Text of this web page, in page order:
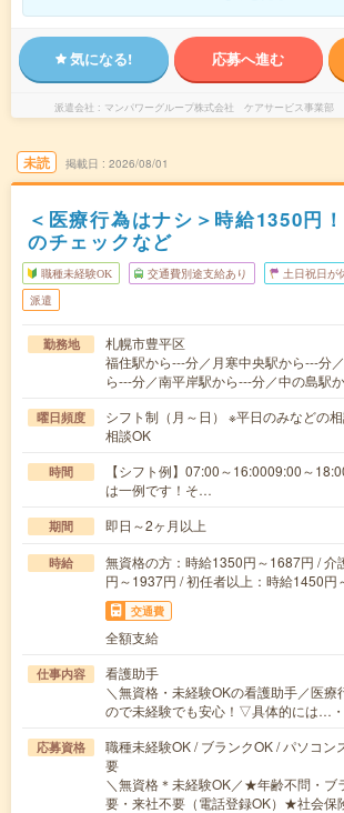
気になる! 応募へ進む
派遣会社 マンパワーグループ株式会社 ケアサービス事業部
未読 掲載日 2026/08/01
＜医療行為はナシ＞時給1350円
のチェックなど
職種未経験OK 交通費別途支給あり 土日祝日が
派遣
勤務地
札幌市豊平区
福住駅から---分／月寒中央駅から---分
ら---分／南平岸駅から---分／中の島駅
曜日頻度
シフト制（月～日） ※平日のみなどの
相談OK
時間
【シフト例】07:00～16:0009:00～
は一例です！そ…
期間 即日～2ヶ月以上
時給
無資格の方：時給1350円～1687円 / 介
円～1937円 / 初任者以上：時給1450円
交通費
全額支給
仕事内容
看護助手
＼無資格・未経験OKの看護助手／医療
ので未経験でも安心！▽具体的には…
応募資格
職種未経験OK / ブランクOK / パソコン
要
＼無資格＊未経験OK／★年齢不問・
要・来社不要（電話登録OK）★社会